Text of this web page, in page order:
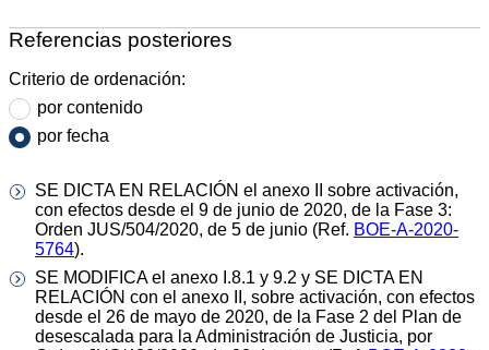
Referencias posteriores
Criterio de ordenación:
por contenido
por fecha
SE DICTA EN RELACIÓN el anexo II sobre activación,
con efectos desde el 9 de junio de 2020, de la Fase 3:
Orden JUS/504/2020, de 5 de junio (Ref. BOE-A-2020-
5764).
SE MODIFICA el anexo I.8.1 y 9.2 y SE DICTA EN
RELACIÓN con el anexo II, sobre activación, con efectos
desde el 26 de mayo de 2020, de la Fase 2 del Plan de
desescalada para la Administración de Justicia, por